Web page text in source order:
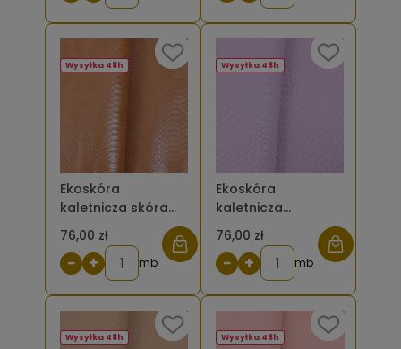
Ekoskóra
kaletnicza skóra
węża - kolor
brązowy jasny
76,00 zł
Wysyłka 48h
− + mb
Ekoskóra
kaletnicza
tłoczona duża
plecionka - kolor
fioletowy
pastelowy
76,00 zł
Wysyłka 48h
− + mb
Wysyłka 48h Wysyłka 48h